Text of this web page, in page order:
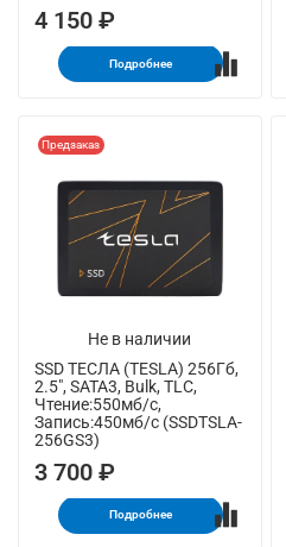
4 150 ₽
Подробнее
Не в наличии
Предзаказ
SSD ТЕСЛА (TESLA) 256Гб,
2.5", SATA3, Bulk, TLC,
Чтение:550мб/с,
Запись:450мб/с (SSDTSLA-
256GS3)
3 700 ₽
Подробнее